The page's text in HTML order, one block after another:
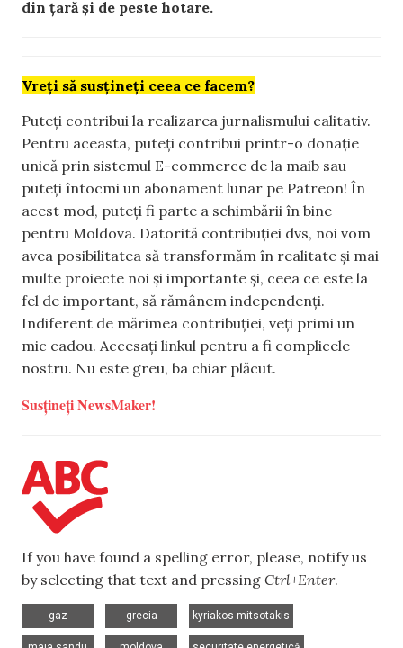
din țară și de peste hotare.
Vreți să susțineți ceea ce facem?
Puteți contribui la realizarea jurnalismului calitativ.
Pentru aceasta, puteți contribui printr-o donație
unică prin sistemul E-commerce de la maib sau
puteți întocmi un abonament lunar pe Patreon! În
acest mod, puteți fi parte a schimbării în bine
pentru Moldova. Datorită contribuției dvs, noi vom
avea posibilitatea să transformăm în realitate și mai
multe proiecte noi și importante și, ceea ce este la
fel de important, să rămânem independenți.
Indiferent de mărimea contribuției, veți primi un
mic cadou. Accesați linkul pentru a fi complicele
nostru. Nu este greu, ba chiar plăcut.
Susțineți NewsMaker!
If you have found a spelling error, please, notify us
by selecting that text and pressing Ctrl+Enter.
gaz
grecia
kyriakos mitsotakis